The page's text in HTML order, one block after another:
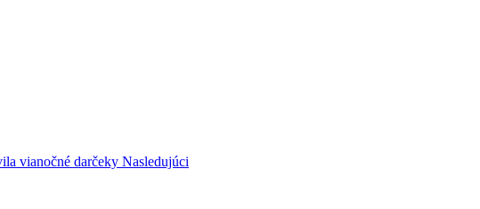
vianočné darčeky Nasledujúci